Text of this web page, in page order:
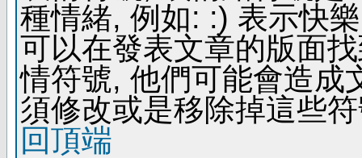
種情緒, 例如: :) 表示快
可以在發表文章的版面
情符號, 他們可能會造成
須修改或是移除掉這些
回頂端